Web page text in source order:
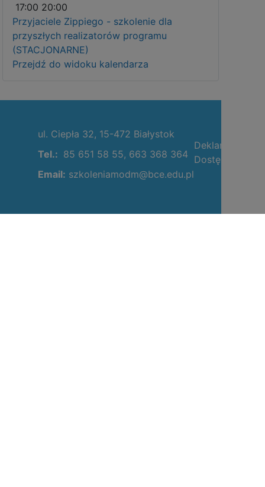
17:00 20:00
Przyjaciele Zippiego - szkolenie dla
przyszłych realizatorów programu
(STACJONARNE)
Przejdź do widoku kalendarza
ul. Ciepła 32, 15-472 Białystok
Tel.: 85 651 58 55, 663 368 364
Email: szkoleniamodm@bce.edu.pl
Deklaracja
Dostępności